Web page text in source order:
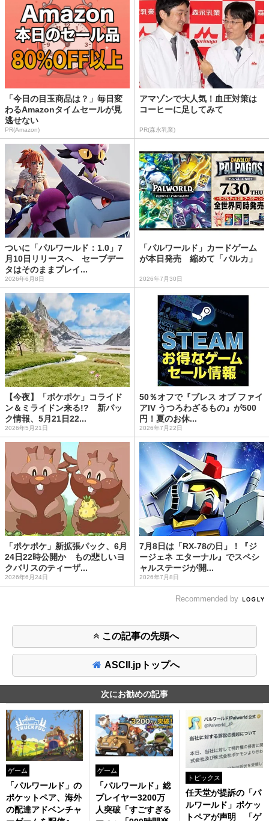
「今日の目玉商品は？」毎日変
わるAmazonタイムセールが見
逃せない
PR(Amazon)
アマゾンで大人気！血圧対策は
コーヒーに足してみて
PR(森永乳業)
ついに「パルワールド：1.0」7
月10日リリースへ セーブデー
タはそのままプレイ...
2026年6月8日
「パルワールド」カードゲーム
が本日発売 縮めて「パルカ」
2026年7月30日
【今夜】「ポケポケ」コライド
ン＆ミライドン来る!? 新パッ
ク情報、5月21日22...
2026年5月21日
50％オフで『ブレス オブ ファイ
アIV うつろわざるもの』が500
円！夏のお休...
2026年7月22日
「ポケポケ」新拡張パック、6月
24日22時公開か もの悲しいヨ
クバリスのティーザ...
2026年6月24日
7月8日は「RX-78の日」！『ジ
ージェネ エターナル』でスペシ
ャルステージが開...
2026年7月8日
Recommended by
この記事の先頭へ
ASCII.jpトップへ
次にお勧めの記事
ゲーム
「パルワールド」の
ポケットペア、海外
の配達アドベンチャ
ゲーム
「パルワールド」総
プレイヤー3200万
人突破「すごすぎる
トピックス
任天堂が提訴の「パ
ルワールド」ポケッ
トペアが声明 「ゲ